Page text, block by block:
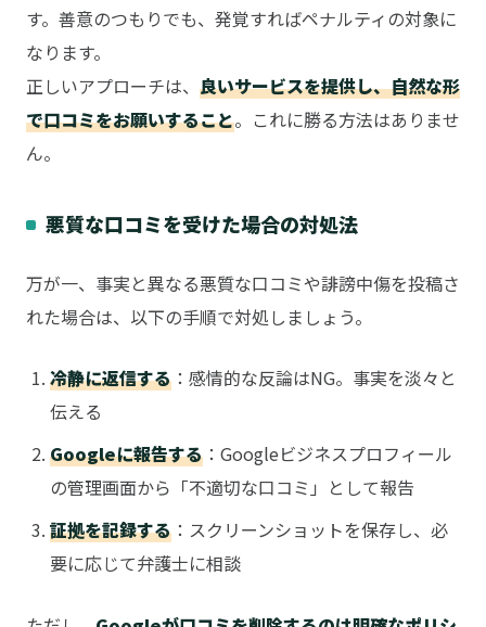
す。善意のつもりでも、発覚すればペナルティの対象に
なります。
正しいアプローチは、 良いサービスを提供し、自然な形
で口コミをお願いすること。これに勝る方法はありませ
ん。
悪質な口コミを受けた場合の対処法
万が一、事実と異なる悪質な口コミや誹謗中傷を投稿さ
れた場合は、以下の手順で対処しましょう。
冷静に返信する ：感情的な反論はNG。事実を淡々と
伝える
Googleに報告する ：Googleビジネスプロフィール
の管理画面から「不適切な口コミ」として報告
証拠を記録する ：スクリーンショットを保存し、必
要に応じて弁護士に相談